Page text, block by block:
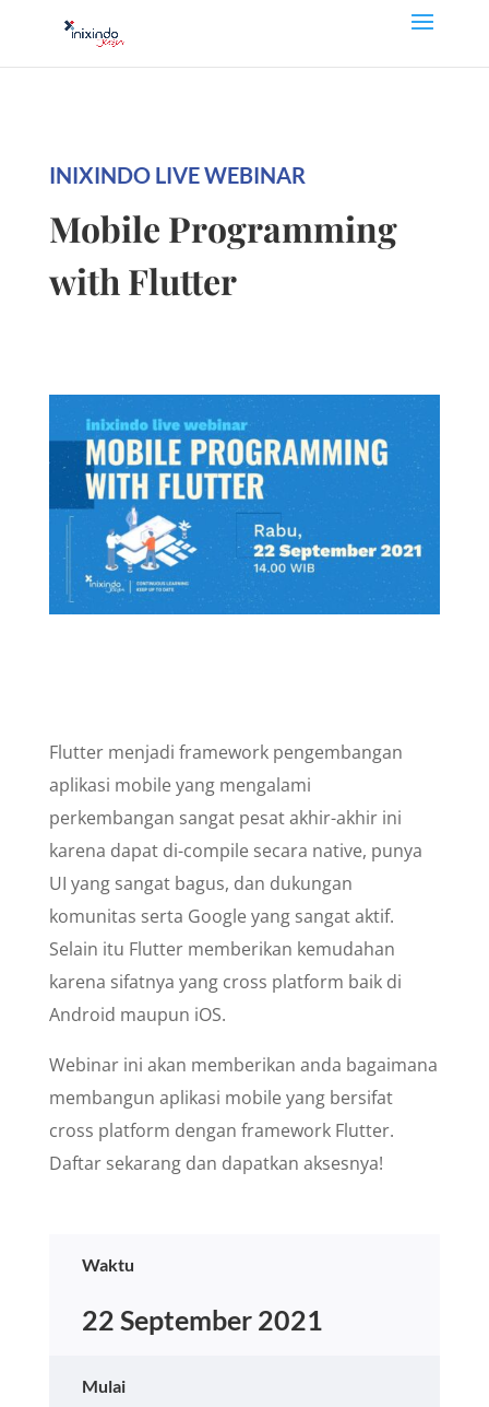
INIXINDO LIVE WEBINAR
Mobile Programming
with Flutter
Flutter menjadi framework pengembangan
aplikasi mobile yang mengalami
perkembangan sangat pesat akhir-akhir ini
karena dapat di-compile secara native, punya
UI yang sangat bagus, dan dukungan
komunitas serta Google yang sangat aktif.
Selain itu Flutter memberikan kemudahan
karena sifatnya yang cross platform baik di
Android maupun iOS.
Webinar ini akan memberikan anda bagaimana
membangun aplikasi mobile yang bersifat
cross platform dengan framework Flutter.
Daftar sekarang dan dapatkan aksesnya!
Waktu
22 September 2021
Mulai